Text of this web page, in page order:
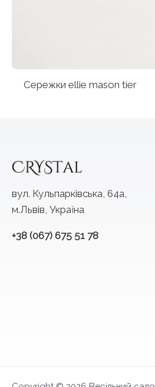
Сережки ellie mason tier
вул. Кульпарківська, 64а,
м.Львів, Україна
+38 (067) 675 51 78